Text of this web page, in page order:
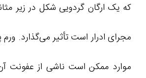
که یک ارگان گردویی شکل در زیر
مجرای ادرار است تأثیر می‌گذارد.
موارد ممکن است ناشی از عفونت